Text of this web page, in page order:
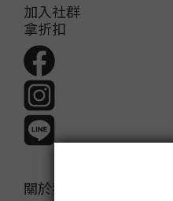
加入社群
拿折扣
關於我們